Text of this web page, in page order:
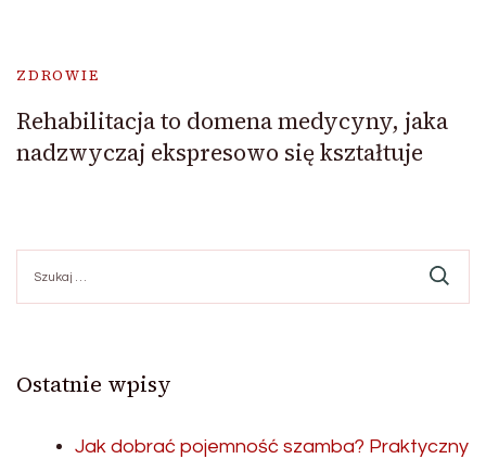
ZDROWIE
Rehabilitacja to domena medycyny, jaka
nadzwyczaj ekspresowo się kształtuje
Ostatnie wpisy
Jak dobrać pojemność szamba? Praktyczny